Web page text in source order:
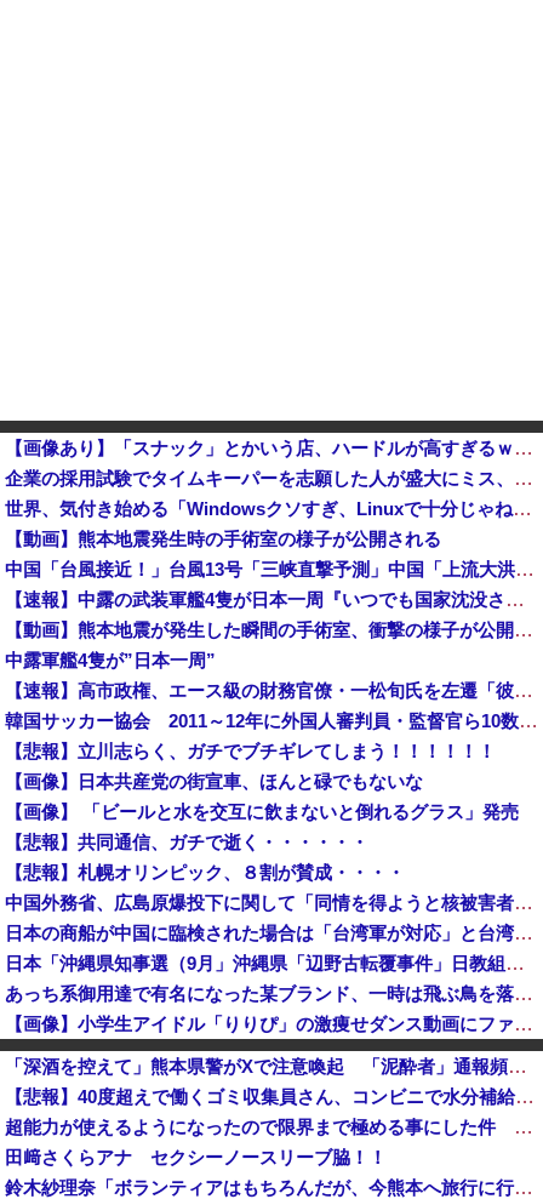
【画像あり】「スナック」とかいう店、ハードルが高すぎるｗｗｗｗｗｗｗ
企業の採用試験でタイムキーパーを志願した人が盛大にミス、グループは険悪になりタイムアップとなったが…
世界、気付き始める「Windowsクソすぎ、Linuxで十分じゃね？」デスクトップ向けLinuxの市場シェアが10%超え他
【動画】熊本地震発生時の手術室の様子が公開される
中国「台風接近！」台風13号「三峡直撃予測」中国「上流大洪水！（三峡上流」中国都市「8/5の映像（動画」三峡ダム「緊急放流（決壊危機」中国「下流...
【速報】中露の武装軍艦4隻が日本一周『いつでも国家沈没させられるぞ』
【動画】熊本地震が発生した瞬間の手術室、衝撃の様子が公開されて16万いいね プロすぎると称賛の声が集まる
中露軍艦4隻が”日本一周”
【速報】高市政権、エース級の財務官僚・一松旬氏を左遷「彼は協力的でなかった」財務省の言いなりではないことが判明
韓国サッカー協会 2011～12年に外国人審判員・監督官ら10数人を性接待（W杯予選、五輪予選が含まれる）国会議員が事実確認
【悲報】立川志らく、ガチでブチギレてしまう！！！！！！
【画像】日本共産党の街宣車、ほんと碌でもないな
【画像】 「ビールと水を交互に飲まないと倒れるグラス」発売
【悲報】共同通信、ガチで逝く・・・・・・
【悲報】札幌オリンピック、８割が賛成・・・・
中国外務省、広島原爆投下に関して「同情を得ようと核被害者の立場を政治利用」と主張！
日本の商船が中国に臨検された場合は「台湾軍が対応」と台湾軍トップ！
日本「沖縄県知事選（9月」沖縄県「辺野古転覆事件」日教組「同志社批判！（社民系」日本「日教組と全教は対立状態（内ｹﾞﾊﾞ」特別調査委員会「同志社...
あっち系御用達で有名になった某ブランド、一時は飛ぶ鳥を落とす勢いだったが今期の業績は……
【画像】小学生アイドル「りりぴ」の激痩せダンス動画にファンが『絶句』してしまう・・・・
中国外務省、広島原爆投下に関して「同情を得ようと核被害者の立場を政治利用」[8/6]
「深酒を控えて」熊本県警がXで注意喚起 「泥酔者」通報頻発、これは地震被害の影響なのか
【悲報】40度超えで働くゴミ収集員さん、コンビニで水分補給しただけで市民からブチギレられてしまう
超能力が使えるようになったので限界まで極める事にした件 その７
田﨑さくらアナ セクシーノースリーブ脇！！
鈴木紗理奈「ボランティアはもちろんだが、今熊本へ旅行に行くことも支援になる」